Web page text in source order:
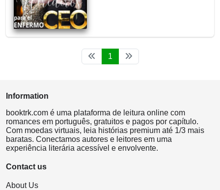
1
Information
booktrk.com é uma plataforma de leitura online com
romances em português, gratuitos e pagos por capítulo.
Com moedas virtuais, leia histórias premium até 1/3 mais
baratas. Conectamos autores e leitores em uma
experiência literária acessível e envolvente.
Contact us
About Us